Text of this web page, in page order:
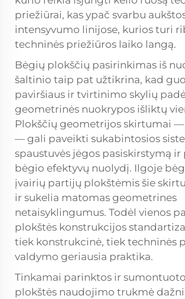
priežiūrai, kas ypač svarbu
intensyvumo linijose, kurios turi
techninės priežiūros laiko langą.
Bėgių plokščių pasirinkimas iš
šaltinio taip pat užtikrina, kad
paviršiaus ir tvirtinimo skylių
geometrinės nuokrypos išliktų
Plokščių geometrijos skirtumai
— gali paveikti sukabintosios
spaustuvės jėgos pasiskirstymą ir
bėgio efektyvų nuolydį. Ilgoje
įvairių partijų plokštėmis šie
ir sukelia matomas geometrines
netaisyklingumus. Todėl vienos
plokštės konstrukcijos
tiek konstrukcinė, tiek techninės
valdymo geriausia praktika.
Tinkamai parinktos ir
plokštės naudojimo trukmė